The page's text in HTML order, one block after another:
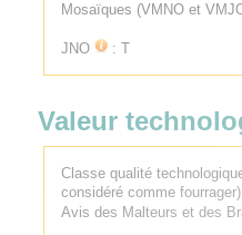
Mosaïques (VMNO et
JNO : T
Valeur
Classe qualité
considéré comme fourrager)
Avis des Malteurs et des